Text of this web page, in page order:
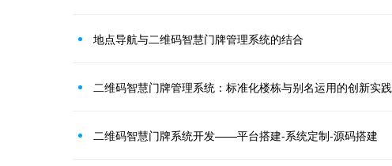
地点导航与二维码智慧门牌管理系统的结合
二维码智慧门牌管理系统：标准化楼栋与别名运用的创新实践
二维码智慧门牌系统开发——平台搭建-系统定制-源码搭建